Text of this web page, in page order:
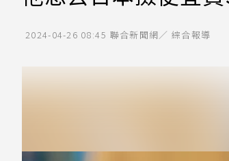
2024-04-26 08:45 聯合新聞網／ 綜合報導